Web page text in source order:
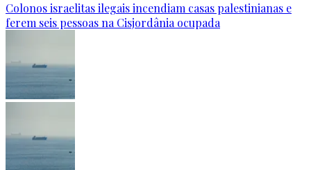
Colonos israelitas ilegais incendiam casas palestinianas e
ferem seis pessoas na Cisjordânia ocupada